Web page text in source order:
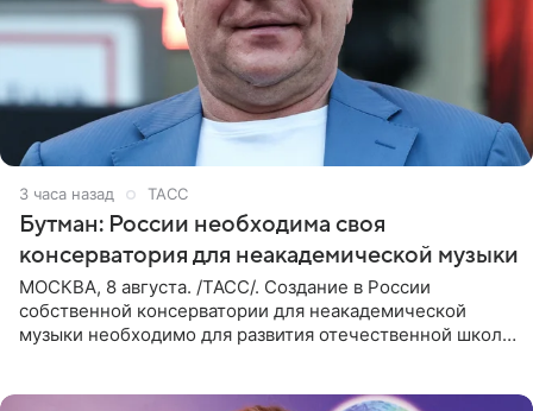
3 часа назад ТАСС
Бутман: России необходима своя
консерватория для неакадемической музыки
МОСКВА, 8 августа. /ТАСС/. Создание в России
собственной консерватории для неакадемической
музыки необходимо для развития отечественной школы